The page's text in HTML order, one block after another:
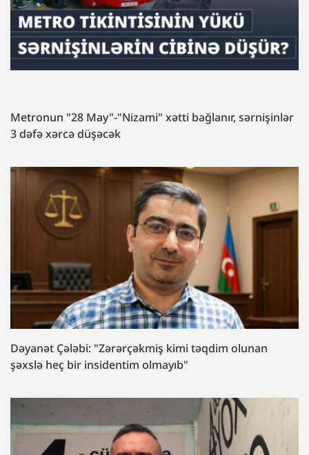
Metronun "28 May"-"Nizami" xətti bağlanır, sərnişinlər
3 dəfə xərcə düşəcək
Dəyanət Çələbi: "Zərərçəkmiş kimi təqdim olunan
şəxslə heç bir insidentim olmayıb"